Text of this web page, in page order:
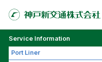
Service Information
Port Liner